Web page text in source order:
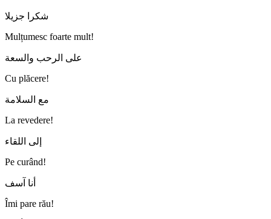
شكرا جزيلا
Mulțumesc foarte mult!
على الرحب والسعة
Cu plăcere!
مع السلامة
La revedere!
إلى اللقاء
Pe curând!
أنا آسف
Îmi pare rău!